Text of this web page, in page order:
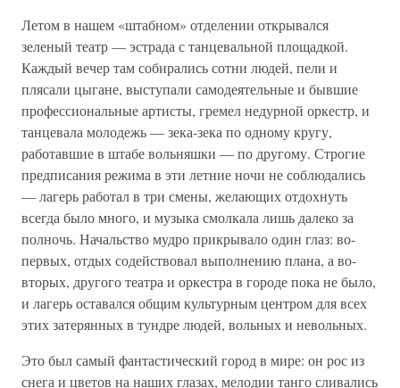
Летом в нашем «штабном» отделении открывался
зеленый театр — эстрада с танцевальной площадкой.
Каждый вечер там собирались сотни людей, пели и
плясали цыгане, выступали самодеятельные и бывшие
профессиональные артисты, гремел недурной оркестр, и
танцевала молодежь — зека-зека по одному кругу,
работавшие в штабе вольняшки — по другому. Строгие
предписания режима в эти летние ночи не соблюдались
— лагерь работал в три смены, желающих отдохнуть
всегда было много, и музыка смолкала лишь далеко за
полночь. Начальство мудро прикрывало один глаз: во-
первых, отдых содействовал выполнению плана, а во-
вторых, другого театра и оркестра в городе пока не было,
и лагерь оставался общим культурным центром для всех
этих затерянных в тундре людей, вольных и невольных.
Это был самый фантастический город в мире: он рос из
снега и цветов на наших глазах, мелодии танго сливались